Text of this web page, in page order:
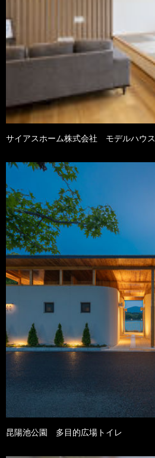
サイアスホーム株式会社 モデルハウス
昆陽池公園 多目的広場トイレ